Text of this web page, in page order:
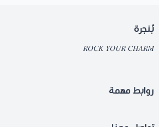
بُنجرة
𝑅𝑂𝐶𝐾 𝑌𝑂𝑈𝑅 𝐶𝐻𝐴𝑅𝑀
روابط مهمة